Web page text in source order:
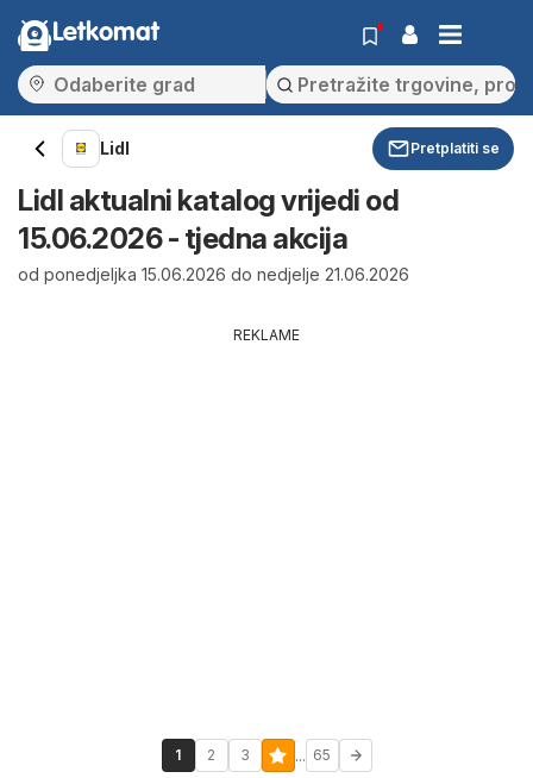
Letkomat
Lidl Pretplatiti se
Lidl aktualni katalog vrijedi od
15.06.2026 - tjedna akcija
od ponedjeljka 15.06.2026 do nedjelje 21.06.2026
REKLAME
1 2 3 ... 65